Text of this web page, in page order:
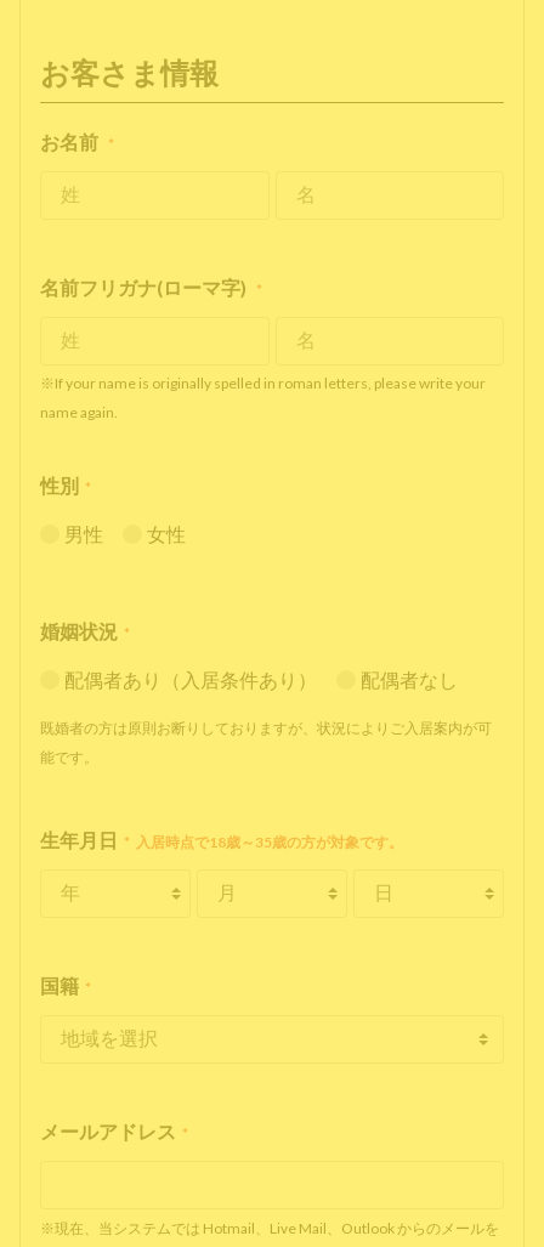
お客さま情報
お名前 *
名前フリガナ(ローマ字) *
※If your name is originally spelled in roman letters, please write your
name again.
性別 *
男性 女性
婚姻状況 *
配偶者あり（入居条件あり） 配偶者なし
既婚者の方は原則お断りしておりますが、状況によりご入居案内が可
能です。
生年月日 * 入居時点で18歳～35歳の方が対象です。
国籍 *
メールアドレス *
※現在、当システムでは Hotmail、Live Mail、Outlook からのメールを